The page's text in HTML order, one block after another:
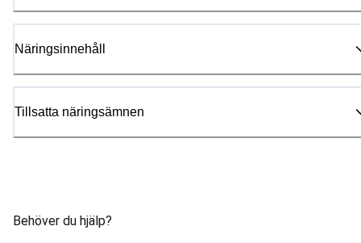
Näringsinnehåll
Tillsatta näringsämnen
Behöver du hjälp?